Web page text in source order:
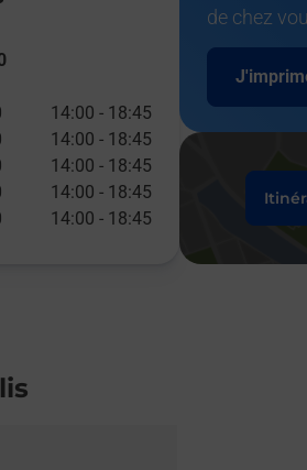
14:00 - 18:45
14:00 - 18:45
14:00 - 18:45
14:00 - 18:45
14:00 - 18:45
de chez